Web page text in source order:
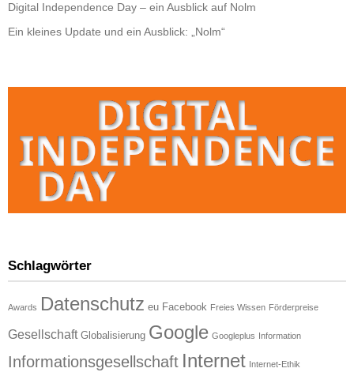
Digital Independence Day – ein Ausblick auf Nolm
Ein kleines Update und ein Ausblick: „Nolm“
Schlagwörter
Awards Datenschutz eu Facebook Freies Wissen Förderpreise
Gesellschaft Globalisierung Google Googleplus Information
Informationsgesellschaft Internet Internet-Ethik